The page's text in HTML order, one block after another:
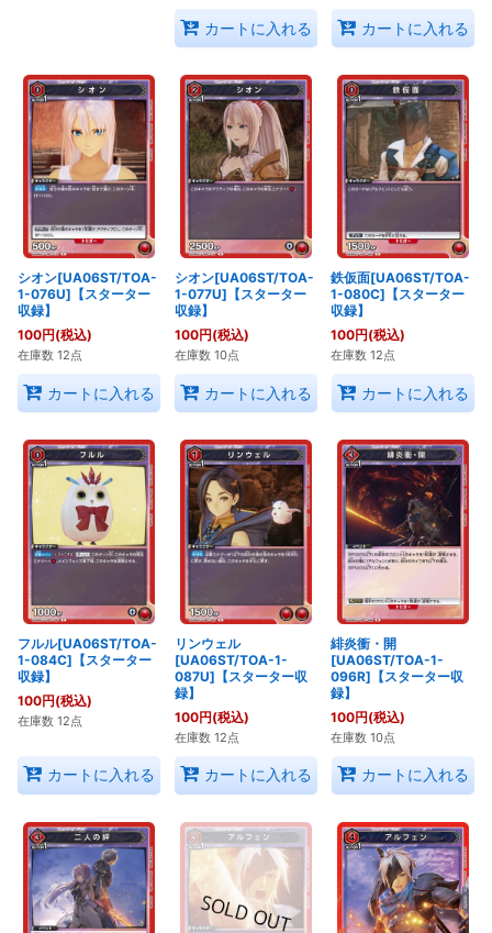
カートに入れる カートに入れる
シオン[UA06ST/TOA-
1-076U]【スターター
収録】
100円(税込)
在庫数 12点
カートに入れる
シオン[UA06ST/TOA-
1-077U]【スターター
収録】
100円(税込)
在庫数 10点
カートに入れる
鉄仮面[UA06ST/TOA-
1-080C]【スターター
収録】
100円(税込)
在庫数 12点
カートに入れる
フルル[UA06ST/TOA-
1-084C]【スターター
収録】
100円(税込)
在庫数 12点
カートに入れる
リンウェル
[UA06ST/TOA-1-
087U]【スターター収
録】
100円(税込)
在庫数 12点
カートに入れる
緋炎衝・開
[UA06ST/TOA-1-
096R]【スターター収
録】
100円(税込)
在庫数 10点
カートに入れる